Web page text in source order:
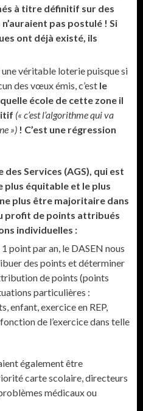
à titre définitif sur des
pas postulé ! Si
ont déjà existé, ils
véritable loterie puisque si
des vœux émis, c’est le
école de cette zone il
(« c’est l’algorithme qui va
») ! C’est une régression
des Services (AGS), qui est
plus équitable et le plus
plus être majoritaire dans
profit de points attribués
individuelles :
point par an, le DASEN nous
des points et déterminer
de points (points
particulières :
enfant, exercice en REP,
de l’exercice dans telle
également être
carte scolaire, directeurs
médicaux ou